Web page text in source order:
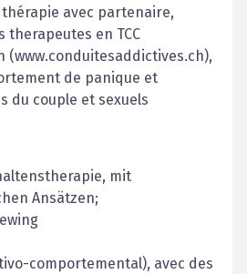
avec partenaire,
therapeutes en TCC
de panique et
du couple et sexuels
mit
Ansätzen;
comportemental), avec des